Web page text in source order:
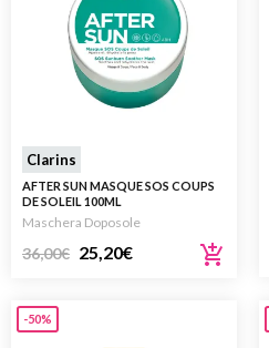
Clarins
AFTER SUN MASQUE SOS COUPS
DE SOLEIL 100ML
Maschera Doposole
36,00€ 25,20€
-50%